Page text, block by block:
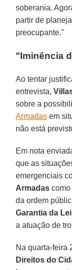
soberania.
partir de
preocupante."
"Iminência
Ao tentar
entrevista,
sobre a
Armadas em
não está
Em nota
que as
emergenciais
Armadas
da ordem
Garantia da
a atuação de
Na quarta-feira
Direitos do